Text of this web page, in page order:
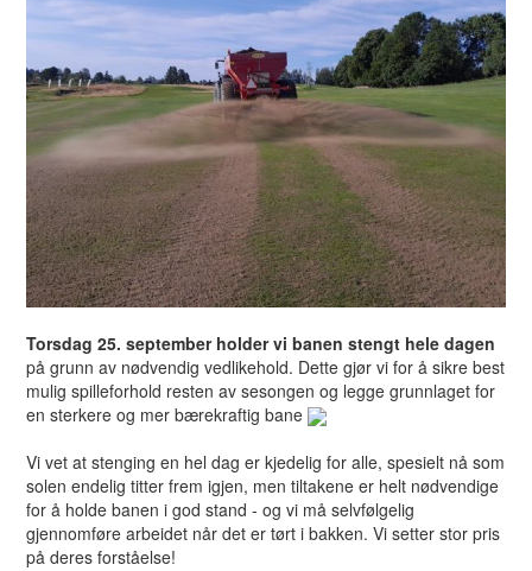
Torsdag 25. september holder vi banen stengt hele dagen
på grunn av nødvendig vedlikehold. Dette gjør vi for å sikre best
mulig spilleforhold resten av sesongen og legge grunnlaget for
en sterkere og mer bærekraftig bane
Vi vet at stenging en hel dag er kjedelig for alle, spesielt nå som
solen endelig titter frem igjen, men tiltakene er helt nødvendige
for å holde banen i god stand - og vi må selvfølgelig
gjennomføre arbeidet når det er tørt i bakken. Vi setter stor pris
på deres forståelse!